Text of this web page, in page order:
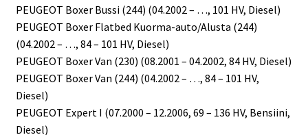
PEUGEOT Boxer Bussi (244) (04.2002 – …, 101 HV, Diesel)
PEUGEOT Boxer Flatbed Kuorma-auto/Alusta (244)
(04.2002 – …, 84 – 101 HV, Diesel)
PEUGEOT Boxer Van (230) (08.2001 – 04.2002, 84 HV, Diesel)
PEUGEOT Boxer Van (244) (04.2002 – …, 84 – 101 HV,
Diesel)
PEUGEOT Expert I (07.2000 – 12.2006, 69 – 136 HV, Bensiini,
Diesel)